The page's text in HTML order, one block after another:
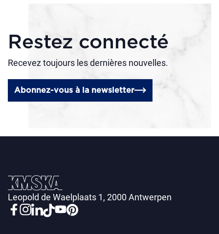
Restez connecté
Recevez toujours les dernières nouvelles.
Abonnez-vous à la newsletter
Leopold de Waelplaats 1, 2000 Antwerpen